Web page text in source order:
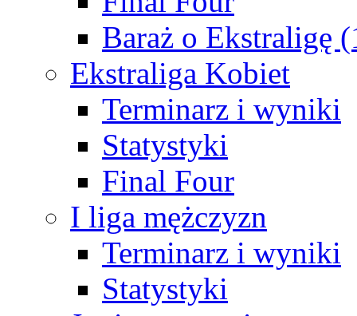
Baraż o Ekstraligę
Ekstraliga Kobiet
Terminarz i wyniki
Statystyki
Final Four
I liga mężczyzn
Terminarz i wyniki
Statystyki